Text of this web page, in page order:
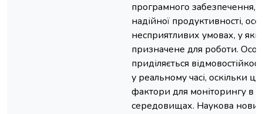
програмного забезпечення,
надійної продуктивності,
несприятливих умовах, у
призначене для роботи.
приділяється
у реальному часі, оскільки
фактори для моніторингу в
середовищах. Наукова